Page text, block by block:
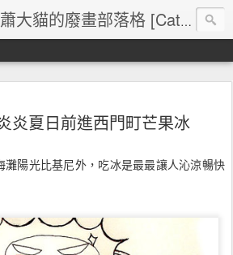
廢紙背面塗鴉：蕭大貓的廢畫部落格 [Cat's blog]
炎夏日前進西門町芒果冰
灘陽光比基尼外，吃冰是最最讓人沁涼暢快